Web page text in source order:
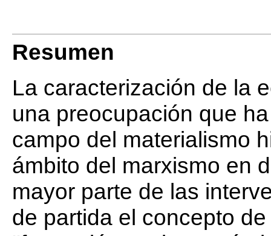
Resumen
La caracterización de la
una preocupación que
campo del materialismo
ámbito del marxismo en
mayor parte de las
de partida el concepto